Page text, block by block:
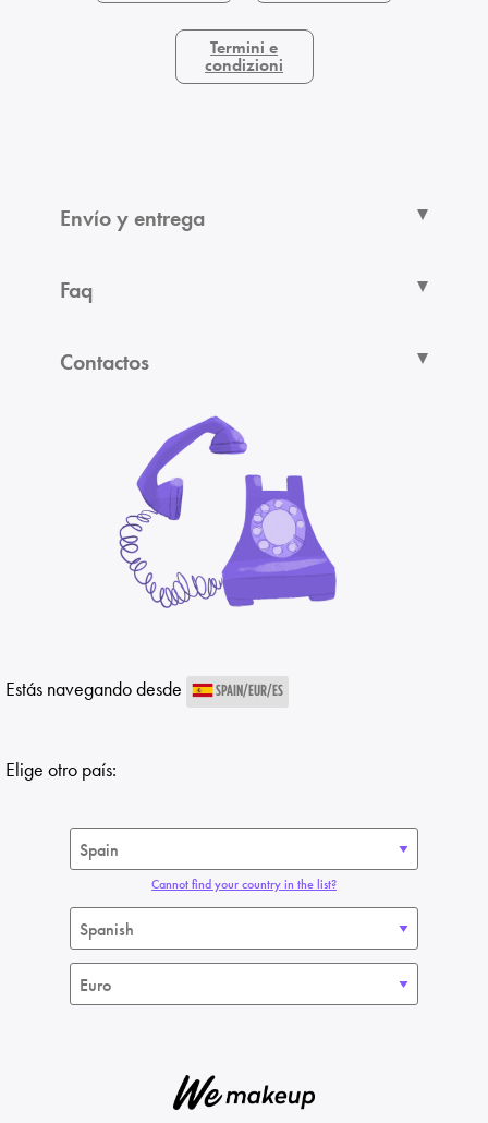
Termini e
condizioni
Envío y entrega
Faq
Contactos
Estás navegando desde SPAIN/EUR/ES
Elige otro país:
Cannot find your country in the list?